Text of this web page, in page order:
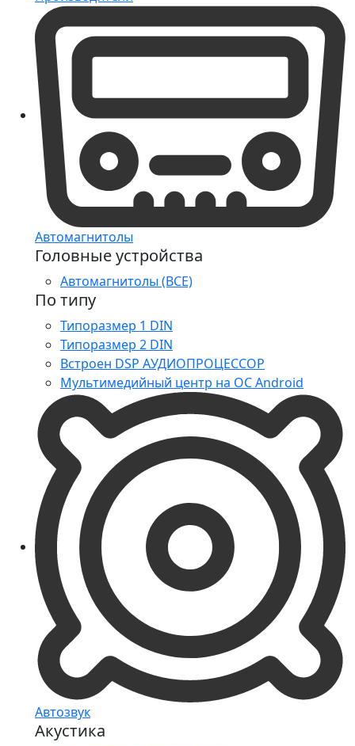
Автомагнитолы
Головные устройства
Автомагнитолы (ВСЕ)
По типу
Типоразмер 1 DIN
Типоразмер 2 DIN
Встроен DSP АУДИОПРОЦЕССОР
Мультимедийный центр на ОС Android
Автозвук
Акустика